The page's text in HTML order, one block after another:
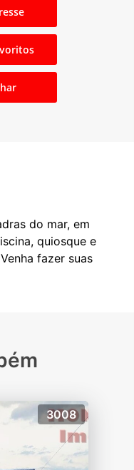
do mar, em
quiosque e
fazer suas
3008